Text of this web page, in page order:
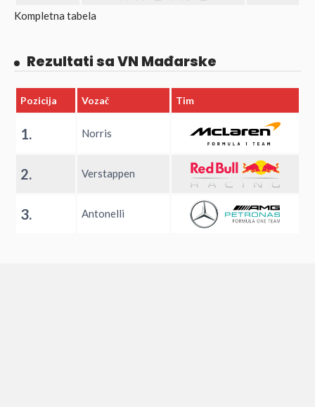
Kompletna tabela
Rezultati sa VN Mađarske
Pozicija Vozač Tim
1. Norris
2. Verstappen
3. Antonelli